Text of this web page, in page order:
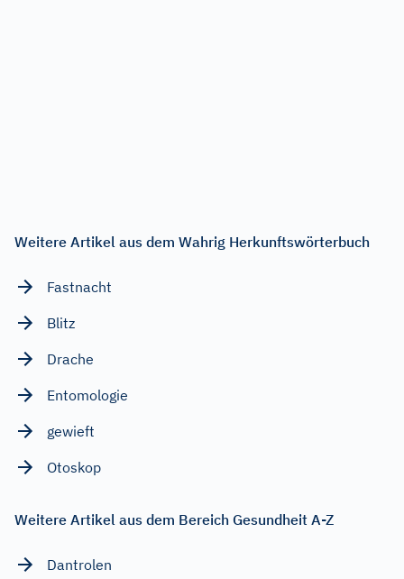
Weitere Artikel aus dem Wahrig Herkunftswörterbuch
Fastnacht
Blitz
Drache
Entomologie
gewieft
Otoskop
Weitere Artikel aus dem Bereich Gesundheit A-Z
Dantrolen